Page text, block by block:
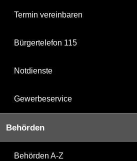
Termin vereinbaren
Bürgertelefon 115
Notdienste
Gewerbeservice
Behörden
Behörden A-Z